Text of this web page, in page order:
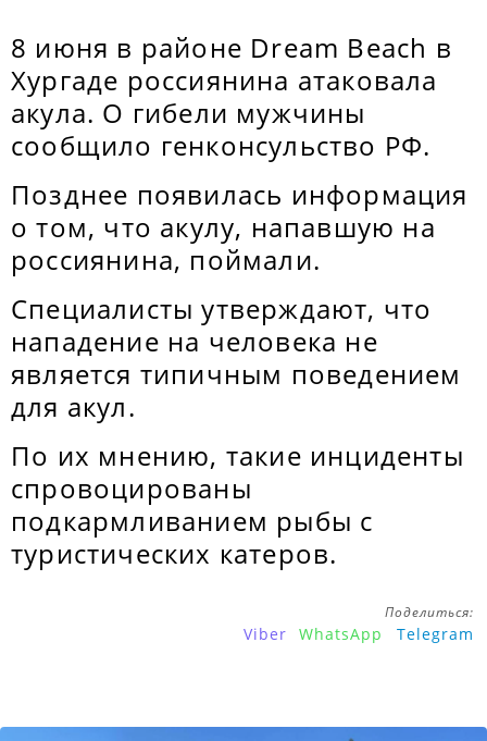
8 июня в районе Dream Beach в
Хургаде россиянина атаковала
акула. О гибели мужчины
сообщило генконсульство РФ.
Позднее появилась информация
о том, что акулу, напавшую на
россиянина, поймали.
Специалисты утверждают, что
нападение на человека не
является типичным поведением
для акул.
По их мнению, такие инциденты
спровоцированы
подкармливанием рыбы с
туристических катеров.
Поделиться:
Viber WhatsApp Telegram